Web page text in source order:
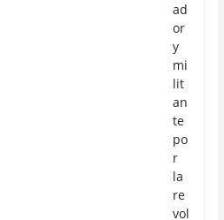
ad
or
y
mi
lit
an
te
po
r
la
re
vol